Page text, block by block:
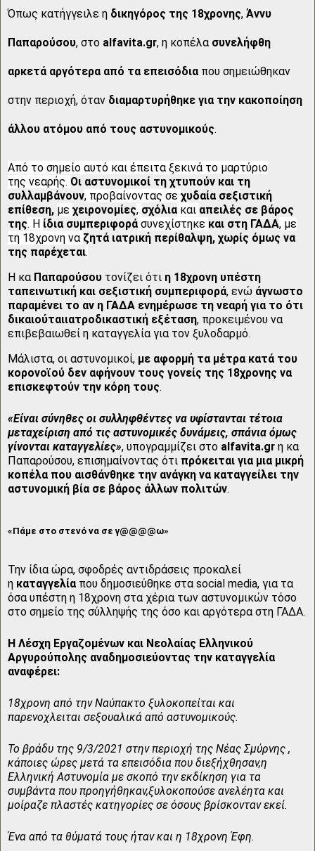
Όπως κατήγγειλε η δικηγόρος της 18χρονης, Άννυ
Παπαρούσου, στο alfavita.gr, η κοπέλα συνελήφθη
αρκετά αργότερα από τα επεισόδια που σημειώθηκαν
στην περιοχή, όταν διαμαρτυρήθηκε για την κακοποίηση
άλλου ατόμου από τους αστυνομικούς.
Από το σημείο αυτό και έπειτα ξεκινά το μαρτύριο
της νεαρής. Οι αστυνομικοί τη χτυπούν και τη
συλλαμβάνουν, προβαίνοντας σε χυδαία σεξιστική
επίθεση, με χειρονομίες, σχόλια και απειλές σε βάρος
της. Η ίδια συμπεριφορά συνεχίστηκε και στη ΓΑΔΑ, με
τη 18χρονη να ζητά ιατρική περίθαλψη, χωρίς όμως να
της παρέχεται.
Η κα Παπαρούσου τονίζει ότι η 18χρονη υπέστη
ταπεινωτική και σεξιστική συμπεριφορά, ενώ άγνωστο
παραμένει το αν η ΓΑΔΑ ενημέρωσε τη νεαρή για το ότι
δικαιούταιιατροδικαστική εξέταση, προκειμένου να
επιβεβαιωθεί η καταγγελία για τον ξυλοδαρμό.
Μάλιστα, οι αστυνομικοί, με αφορμή τα μέτρα κατά του
κορονοϊού δεν αφήνουν τους γονείς της 18χρονης να
επισκεφτούν την κόρη τους.
«Είναι σύνηθες οι συλληφθέντες να υφίστανται τέτοια
μεταχείριση από τις αστυνομικές δυνάμεις, σπάνια όμως
γίνονται καταγγελίες», υπογραμμίζει στο alfavita.gr η κα
Παπαρούσου, επισημαίνοντας ότι πρόκειται για μια μικρή
κοπέλα που αισθάνθηκε την ανάγκη να καταγγείλει την
αστυνομική βία σε βάρος άλλων πολιτών.
«Πάμε στο στενό να σε γ@@@@ω»
Την ίδια ώρα, σφοδρές αντιδράσεις προκαλεί
η καταγγελία που δημοσιεύθηκε στα social media, για τα
όσα υπέστη η 18χρονη στα χέρια των αστυνομικών τόσο
στο σημείο της σύλληψής της όσο και αργότερα στη ΓΑΔΑ.
Η Λέσχη Εργαζομένων και Νεολαίας Ελληνικού
Αργυρούπολης αναδημοσιεύοντας την καταγγελία
αναφέρει:
18χρονη από την Ναύπακτο ξυλοκοπείται και
παρενοχλειται σεξουαλικά από αστυνομικούς.
Το βράδυ της 9/3/2021 στην περιοχή της Νέας Σμύρνης ,
κάποιες ώρες μετά τα επεισόδια που διεξήχθησαν,η
Ελληνική Αστυνομία με σκοπό την εκδίκηση για τα
συμβάντα που προηγήθηκαν,ξυλοκοπούσε ανελέητα και
μοίραζε πλαστές κατηγορίες σε όσους βρίσκονταν εκεί.
Ένα από τα θύματά τους ήταν και η 18χρονη Έφη.